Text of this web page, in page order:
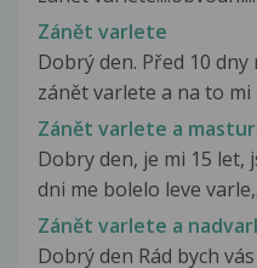
Zánět varlete
Dobrý den. Před 10
zánět varlete a na to mi
Zánět varlete a
Dobry den, je mi 15 let,
dni me bolelo leve
Zánět varlete a
Dobrý den Rád bych